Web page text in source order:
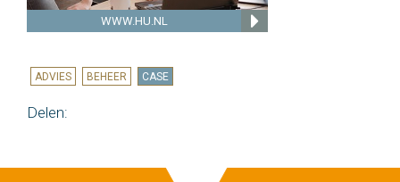
WWW.HU.NL
ADVIES BEHEER CASE
Delen: